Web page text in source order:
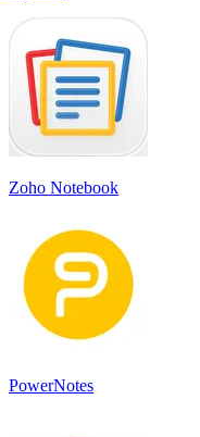
Zoho Notebook
PowerNotes